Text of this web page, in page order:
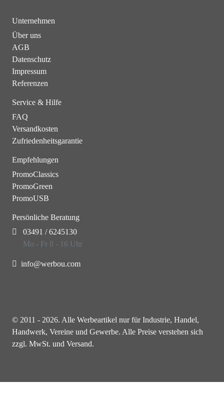
Unternehmen
Über uns
AGB
Datenschutz
Impressum
Referenzen
Service & Hilfe
FAQ
Versandkosten
Zufriedenheitsgarantie
Empfehlungen
PromoClassics
PromoGreen
PromoUSB
Persönliche Beratung
03491 / 6245130
Mo - Fr 8 - 16 Uhr
info@werbou.com
© 2011 - 2026. Alle Werbeartikel nur für Industrie, Handel,
Handwerk, Vereine und Gewerbe. Alle Preise verstehen sich
zzgl. MwSt. und Versand.